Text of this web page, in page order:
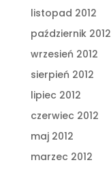
listopad 2012
październik 2012
wrzesień 2012
sierpień 2012
lipiec 2012
czerwiec 2012
maj 2012
marzec 2012